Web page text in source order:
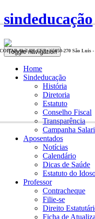
sindeducação
Toggle navigation
Home
Sindeducação
História
Diretoria
Estatuto
Conselho Fiscal
Transparência
Campanha
Aposentados
Notícias
Calendário
Dicas de Saúde
Estatuto do
Professor
Contracheque
Filie-se
Direito
Ficha de
COHAB Anil III CEP - 65050-270 São Luis